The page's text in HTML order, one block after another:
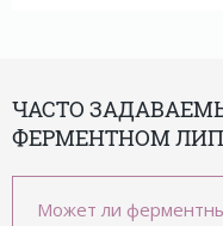
ЧАСТО
ФЕРМЕНТНОМ
Может ли